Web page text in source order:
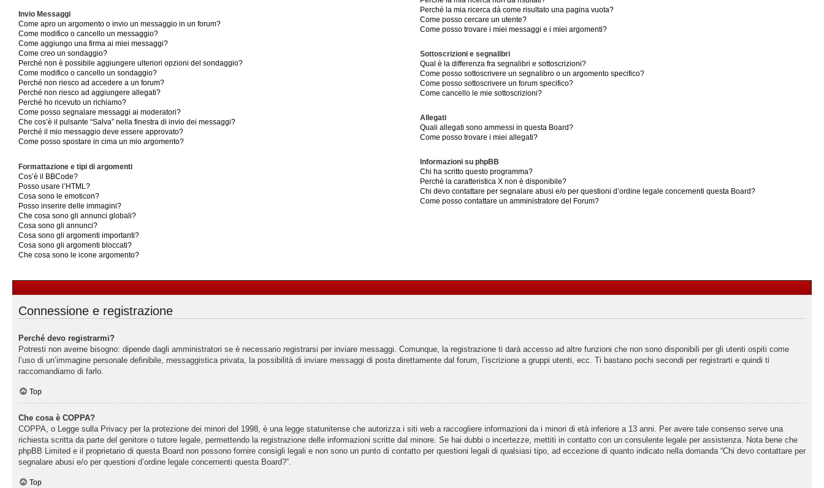
Invio Messaggi
Come apro un argomento o invio un messaggio in un forum?
Come modifico o cancello un messaggio?
Come aggiungo una firma ai miei messaggi?
Come creo un sondaggio?
Perché non è possibile aggiungere ulteriori opzioni del sondaggio?
Come modifico o cancello un sondaggio?
Perché non riesco ad accedere a un forum?
Perché non riesco ad aggiungere allegati?
Perché ho ricevuto un richiamo?
Come posso segnalare messaggi ai moderatori?
Che cos’è il pulsante “Salva” nella finestra di invio dei messaggi?
Perché il mio messaggio deve essere approvato?
Come posso spostare in cima un mio argomento?
Formattazione e tipi di argomenti
Cos’è il BBCode?
Posso usare l’HTML?
Cosa sono le emoticon?
Posso inserire delle immagini?
Che cosa sono gli annunci globali?
Cosa sono gli annunci?
Cosa sono gli argomenti importanti?
Cosa sono gli argomenti bloccati?
Che cosa sono le icone argomento?
Perché la mia ricerca dà come risultato una pagina vuota?
Come posso cercare un utente?
Come posso trovare i miei messaggi e i miei argomenti?
Sottoscrizioni e segnalibri
Qual è la differenza fra segnalibri e sottoscrizioni?
Come posso sottoscrivere un segnalibro o un argomento specifico?
Come posso sottoscrivere un forum specifico?
Come cancello le mie sottoscrizioni?
Allegati
Quali allegati sono ammessi in questa Board?
Come posso trovare i miei allegati?
Informazioni su phpBB
Chi ha scritto questo programma?
Perché la caratteristica X non è disponibile?
Chi devo contattare per segnalare abusi e/o per questioni d’ordine legale concernenti questa Board?
Come posso contattare un amministratore del Forum?
Connessione e registrazione
Perché devo registrarmi?
Potresti non averne bisogno: dipende dagli amministratori se è necessario registrarsi per inviare messaggi. Comunque, la registrazione ti darà accesso ad altre funzioni che non sono disponibili per gli utenti ospiti come
l’uso di un’immagine personale definibile, messaggistica privata, la possibilità di inviare messaggi di posta direttamente dal forum, l’iscrizione a gruppi utenti, ecc. Ti bastano pochi secondi per registrarti e quindi ti
raccomandiamo di farlo.
Top
Che cosa è COPPA?
COPPA, o Legge sulla Privacy per la protezione dei minori del 1998, è una legge statunitense che autorizza i siti web a raccogliere informazioni da i minori di età inferiore a 13 anni. Per avere tale consenso serve una
richiesta scritta da parte del genitore o tutore legale, permettendo la registrazione delle informazioni scritte dal minore. Se hai dubbi o incertezze, mettiti in contatto con un consulente legale per assistenza. Nota bene che
phpBB Limited e il proprietario di questa Board non possono fornire consigli legali e non sono un punto di contatto per questioni legali di qualsiasi tipo, ad eccezione di quanto indicato nella domanda “Chi devo contattare per
segnalare abusi e/o per questioni d’ordine legale concernenti questa Board?”.
Top